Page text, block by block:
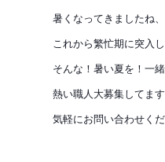
暑くなってきましたね、
これから繁忙期に突入
そんな！暑い夏を！一
熱い職人大募集してま
気軽にお問い合わせく